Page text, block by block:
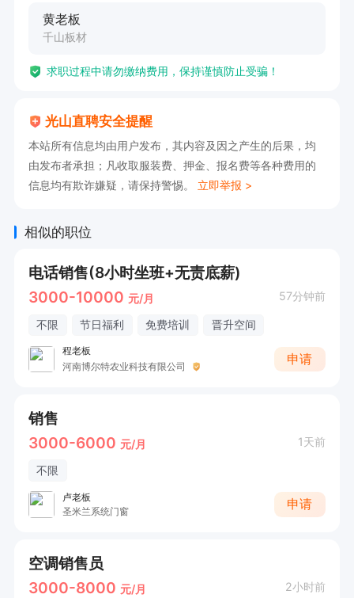
黄老板
千山板材
求职过程中请勿缴纳费用，保持谨慎防止受骗！
光山直聘安全提醒
本站所有信息均由用户发布，其内容及因之产生的后果，均
由发布者承担；凡收取服装费、押金、报名费等各种费用的
信息均有欺诈嫌疑，请保持警惕。 立即举报 >
相似的职位
电话销售(8小时坐班+无责底薪)
3000-10000 元/月 57分钟前
不限 节日福利 免费培训 晋升空间
程老板
河南博尔特农业科技有限公司
申请
销售
3000-6000 元/月 1天前
不限
卢老板
圣米兰系统门窗
申请
空调销售员
3000-8000 元/月 2小时前